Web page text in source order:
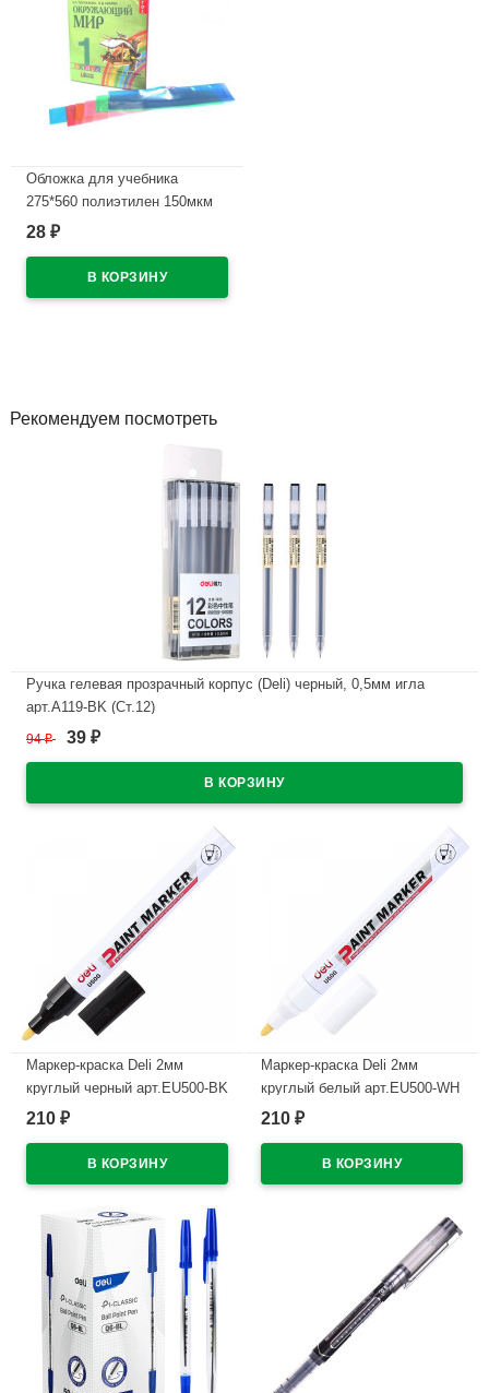
Обложка для учебника
275*560 полиэтилен 150мкм
универсальная М арт У 275
28 ₽
Рекомендуем посмотреть
Ручка гелевая прозрачный корпус (Deli) черный, 0,5мм игла
арт.A119-BK (Ст.12)
В наличии
94₽ 39 ₽
Маркер-краска Deli 2мм
круглый черный арт.EU500-BK
(Ст.12)
210 ₽
Маркер-краска Deli 2мм
круглый белый арт.EU500-WH
(Ст.12)
210 ₽